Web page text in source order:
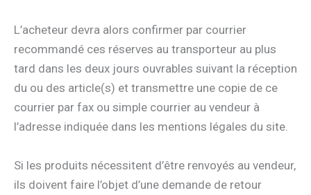
L’acheteur devra alors confirmer par courrier
recommandé ces réserves au transporteur au plus
tard dans les deux jours ouvrables suivant la réception
du ou des article(s) et transmettre une copie de ce
courrier par fax ou simple courrier au vendeur à
l’adresse indiquée dans les mentions légales du site.
Si les produits nécessitent d’être renvoyés au vendeur,
ils doivent faire l’objet d’une demande de retour